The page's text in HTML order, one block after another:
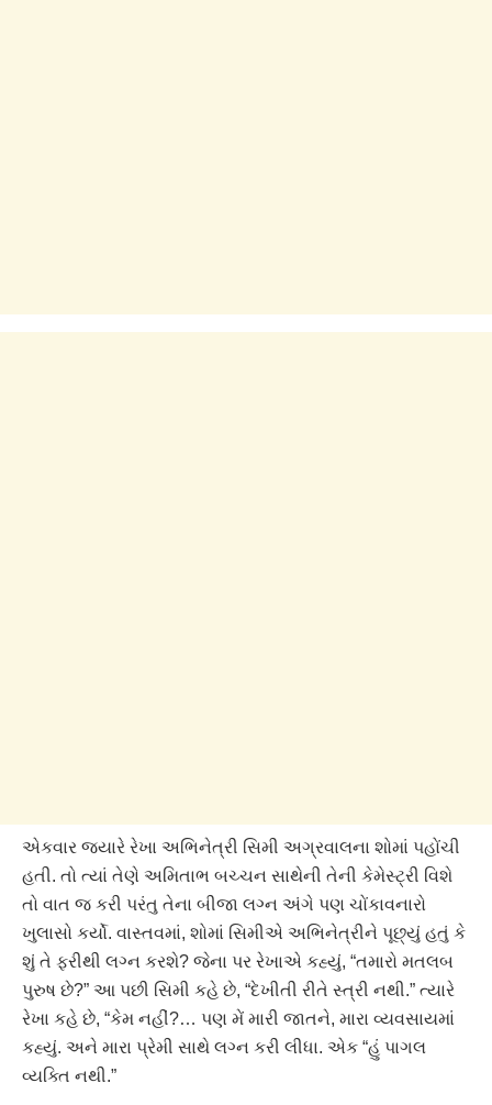
એકવાર જ્યારે રેખા અભિનેત્રી સિમી અગ્રવાલના શોમાં પહોંચી
હતી. તો ત્યાં તેણે અમિતાભ બચ્ચન સાથેની તેની કેમેસ્ટ્રી વિશે
તો વાત જ કરી પરંતુ તેના બીજા લગ્ન અંગે પણ ચોંકાવનારો
ખુલાસો કર્યો. વાસ્તવમાં, શોમાં સિમીએ અભિનેત્રીને પૂછ્યું હતું કે
શું તે ફરીથી લગ્ન કરશે? જેના પર રેખાએ કહ્યું, “તમારો મતલબ
પુરુષ છે?” આ પછી સિમી કહે છે, “દેખીતી રીતે સ્ત્રી નથી.” ત્યારે
રેખા કહે છે, “કેમ નહીં?… પણ મેં મારી જાતને, મારા વ્યવસાયમાં
કહ્યું. અને મારા પ્રેમી સાથે લગ્ન કરી લીધા. એક “હું પાગલ
વ્યક્તિ નથી.”